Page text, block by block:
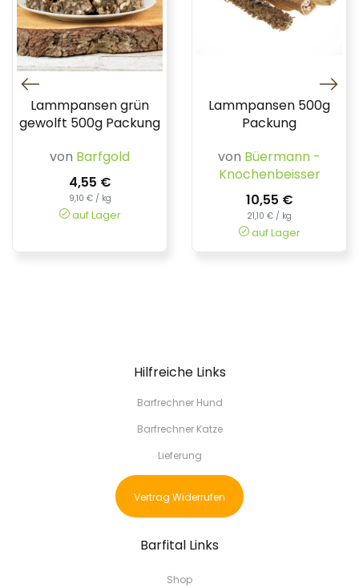
Lammpansen grün
gewolft 500g Packung
von Barfgold
4,55 €
9,10 € / kg
auf Lager
Lammpansen 500g
Packung
von Büermann -
Knochenbeisser
10,55 €
21,10 € / kg
auf Lager
Hilfreiche Links
Barfrechner Hund
Barfrechner Katze
Lieferung
Vertrag Widerrufen
Barfital Links
Shop